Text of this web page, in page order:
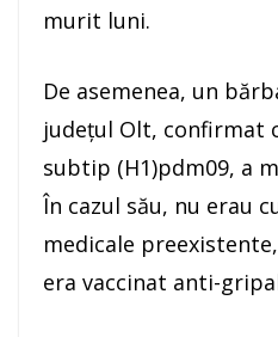
murit luni.
De asemenea, un
judeţul Olt, confirmat
subtip (H1)pdm09, a
În cazul său, nu erau
medicale
era vaccinat anti-